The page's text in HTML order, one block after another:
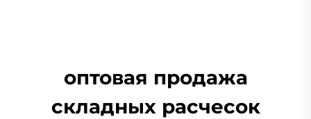
оптовая продажа
складных расчесок